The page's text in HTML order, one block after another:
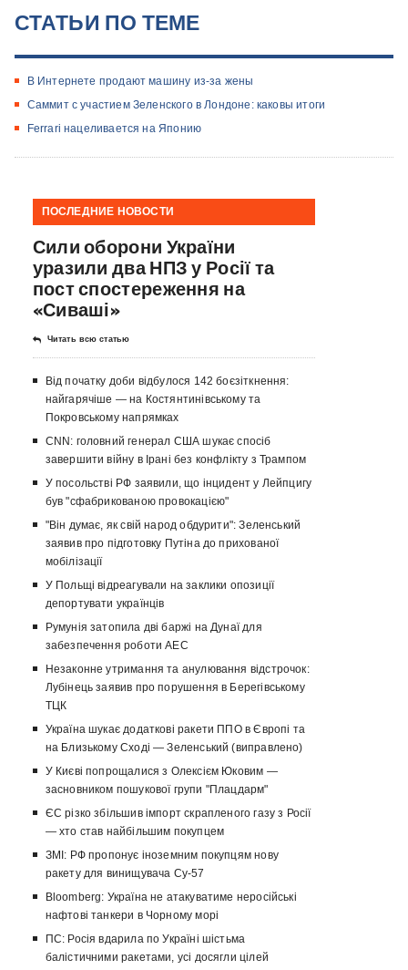
СТАТЬИ ПО ТЕМЕ
В Интернете продают машину из-за жены
Саммит с участием Зеленского в Лондоне: каковы итоги
Ferrari нацеливается на Японию
ПОСЛЕДНИЕ НОВОСТИ
Сили оборони України
уразили два НПЗ у Росії та
пост спостереження на
«Сиваші»
Читать всю статью
Від початку доби відбулося 142 боєзіткнення:
найгарячіше — на Костянтинівському та
Покровському напрямках
CNN: головний генерал США шукає спосіб
завершити війну в Ірані без конфлікту з Трампом
У посольстві РФ заявили, що інцидент у Лейпцигу
був "сфабрикованою провокацією"
"Він думає, як свій народ обдурити": Зеленський
заявив про підготовку Путіна до прихованої
мобілізації
У Польщі відреагували на заклики опозиції
депортувати українців
Румунія затопила дві баржі на Дунаї для
забезпечення роботи АЕС
Незаконне утримання та анулювання відстрочок:
Лубінець заявив про порушення в Берегівському
ТЦК
Україна шукає додаткові ракети ППО в Європі та
на Близькому Сході — Зеленський (виправлено)
У Києві попрощалися з Олексієм Юковим —
засновником пошукової групи "Плацдарм"
ЄС різко збільшив імпорт скрапленого газу з Росії
— хто став найбільшим покупцем
ЗМІ: РФ пропонує іноземним покупцям нову
ракету для винищувача Су-57
Bloomberg: Україна не атакуватиме неросійські
нафтові танкери в Чорному морі
ПС: Росія вдарила по Україні шістьма
балістичними ракетами, усі досягли цілей